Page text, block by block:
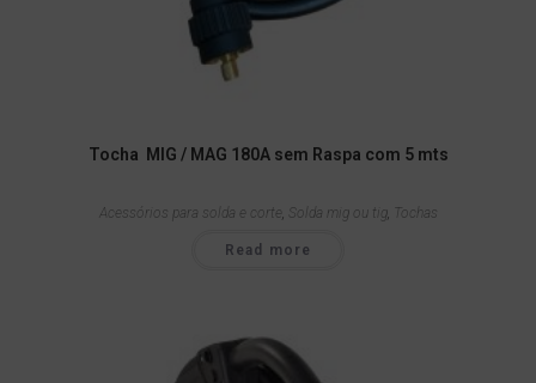
Tocha MIG / MAG 180A sem Raspa com 5 mts
Acessórios para solda e corte Solda mig ou tig, Tochas
Read more